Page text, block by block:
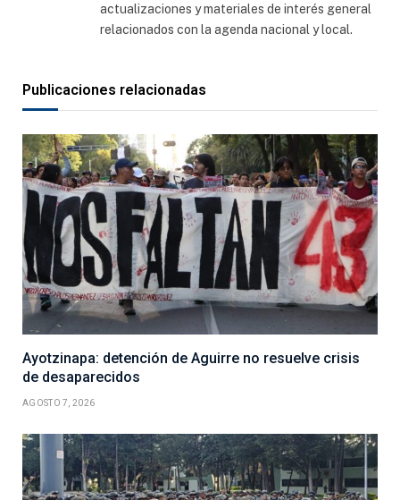
actualizaciones y materiales de interés general
relacionados con la agenda nacional y local.
Publicaciones relacionadas
Ayotzinapa: detención de Aguirre no resuelve crisis
de desaparecidos
AGOSTO 7, 2026